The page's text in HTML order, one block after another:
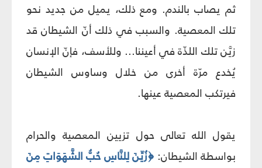
ثم يصاب بالندم. ومع ذلك، يميل من جديد نحو
تلك المعصية. والسبب في ذلك أنّ الشيطان قد
زيَّن تلك اللذّة في أعيننا... وللأسف، فإنّ الإنسان
يُخدع مرّة أخرى من خلال وساوس الشيطان
فيرتكب المعصية عينها.
يقول الله تعالى حول تزيين المعصية والحرام
بواسطة الشيطان:﴿زُيِّنَ لِلنَّاسِ حُبُّ الشَّهَوَاتِ مِنَ